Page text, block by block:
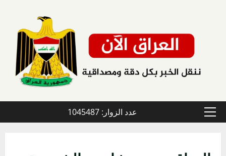
القائمة
عدد الزوار: 1045487